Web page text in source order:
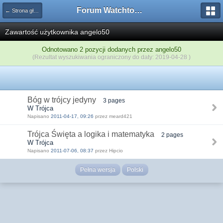
← Strona główna Forum Watchtower
Zawartość użytkownika angelo50
Odnotowano 2 pozycji dodanych przez angelo50
(Rezultat wyszukiwania ograniczony do daty: 2019-04-28 )
Bóg w trójcy jedyny 3 pages
W Trójca
Napisano 2011-04-17, 09:26 przez meard421
Trójca Święta a logika i matematyka 2 pages
W Trójca
Napisano 2011-07-06, 08:37 przez Hipcio
Pełna wersja Polski